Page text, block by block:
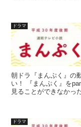
ドラマ
朝ドラ『まんぷく』の
い！ 『まんぷく』を
見ることができなかっ
ドラマ